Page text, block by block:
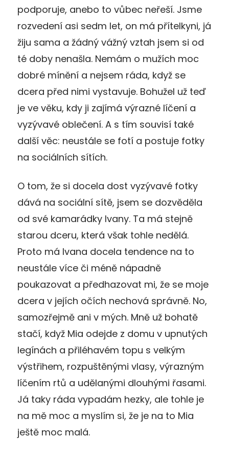
podporuje, anebo to vůbec neřeší. Jsme
rozvedení asi sedm let, on má přítelkyni, já
žiju sama a žádný vážný vztah jsem si od
té doby nenašla. Nemám o mužích moc
dobré mínění a nejsem ráda, když se
dcera před nimi vystavuje. Bohužel už teď
je ve věku, kdy ji zajímá výrazné líčení a
vyzývavé oblečení. A s tím souvisí také
další věc: neustále se fotí a postuje fotky
na sociálních sítích.
O tom, že si docela dost vyzývavé fotky
dává na sociální sítě, jsem se dozvěděla
od své kamarádky Ivany. Ta má stejně
starou dceru, která však tohle nedělá.
Proto má Ivana docela tendence na to
neustále více či méně nápadně
poukazovat a předhazovat mi, že se moje
dcera v jejích očích nechová správně. No,
samozřejmě ani v mých. Mně už bohatě
stačí, když Mia odejde z domu v upnutých
legínách a přiléhavém topu s velkým
výstřihem, rozpuštěnými vlasy, výrazným
líčením rtů a udělanými dlouhými řasami.
Já taky ráda vypadám hezky, ale tohle je
na mě moc a myslím si, že je na to Mia
ještě moc malá.